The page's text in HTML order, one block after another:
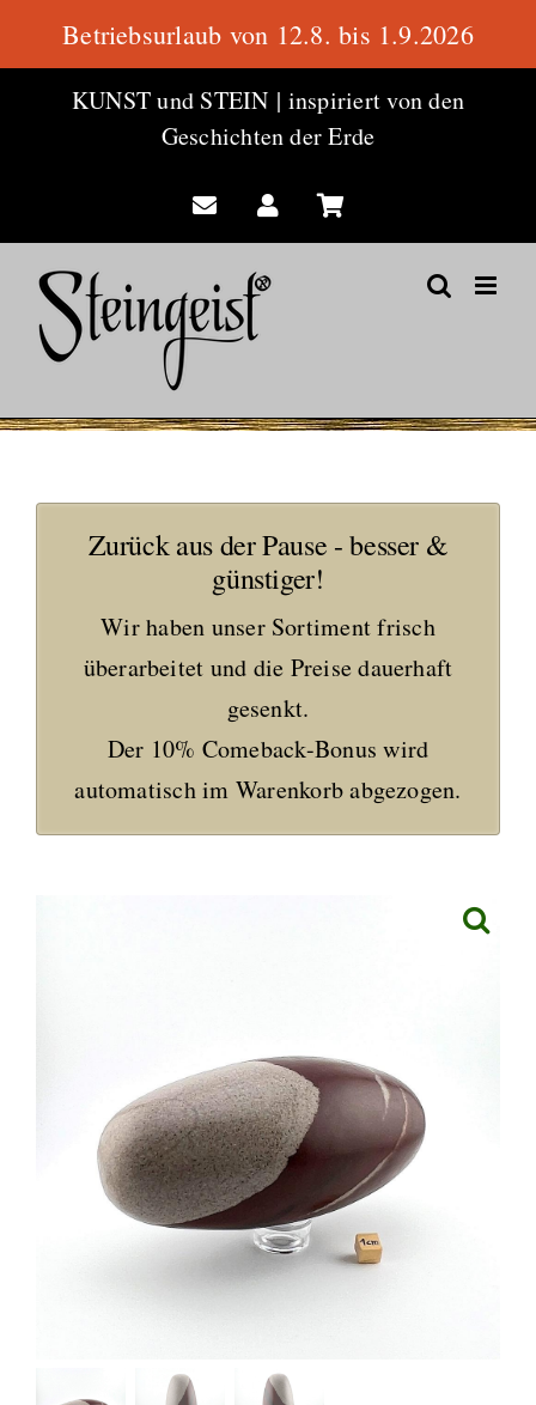
KUNST und STEIN | inspiriert von den
Geschichten der Erde
Zurück aus der Pause - besser &
günstiger!
Wir haben unser Sortiment frisch
überarbeitet und die Preise dauerhaft
gesenkt.
Der 10% Comeback-Bonus wird
automatisch im Warenkorb abgezogen.
Betriebsurlaub von 12.8. bis 1.9.2026